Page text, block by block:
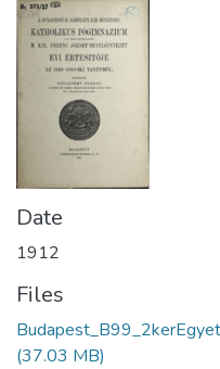
Date
1912
Files
(37.03 MB)